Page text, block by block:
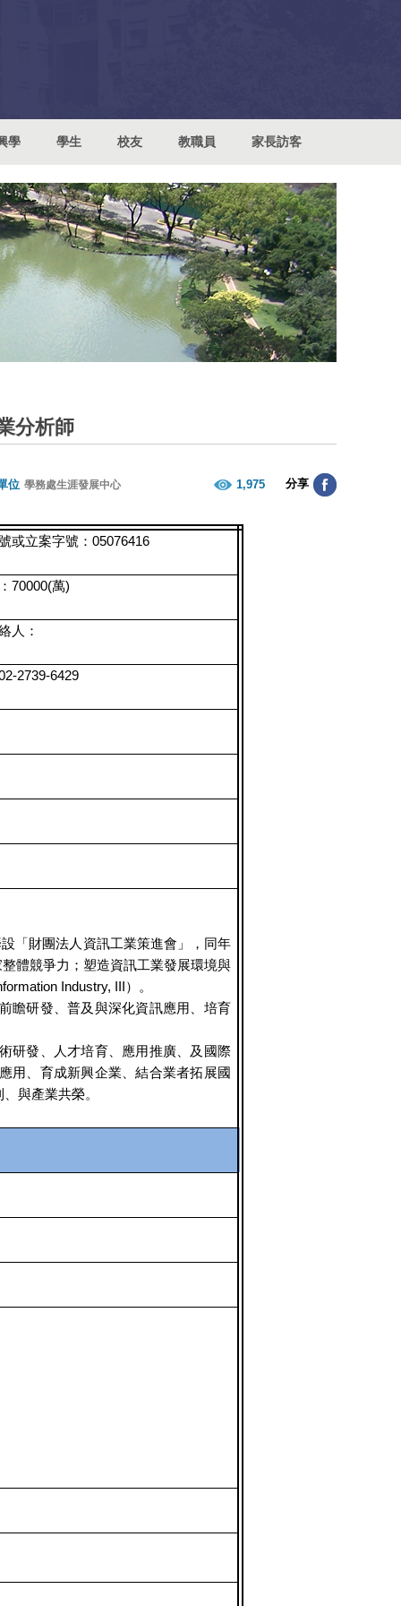
學 學生 校友 教職員 家長訪客
分析師
位 學務處生涯發展中心 1,975 分享
或立案字號：05076416
70000(萬)
人：
2739-6429
「財團法人資訊工業策進會」，同年
體競爭力；塑造資訊工業發展環境與
Industry, III）。
研發、普及與深化資訊應用、培育
發、人才培育、應用推廣、及國際
用、育成新興企業、結合業者拓展國
與產業共榮。